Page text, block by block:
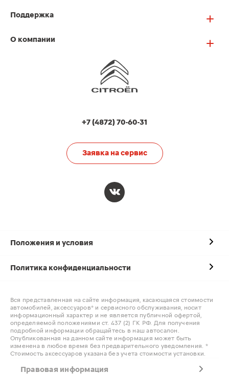
Поддержка
О компании
+7 (4872) 70-60-31
Заявка на сервис
Положения и условия
Политика конфиденциальности
Вся представленная на сайте информация, касающаяся стоимости
автомобилей, аксессуаров* и сервисного обслуживания, носит
информационный характер и не является публичной офертой,
определяемой положениями ст. 437 (2) ГК РФ. Для получения
подробной информации обращайтесь в наш автосалон.
Опубликованная на данном сайте информация может быть
изменена в любое время без предварительного уведомления. *
Стоимость аксессуаров указана без учета стоимости установки.
Правовая информация